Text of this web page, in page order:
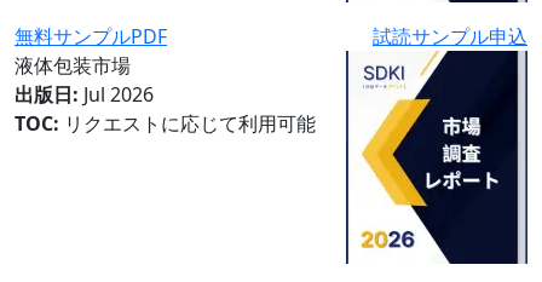
無料サンプルPDF
試読サンプル申込
液体包装市場
出版日: Jul 2026
TOC: リクエストに応じて利用可能